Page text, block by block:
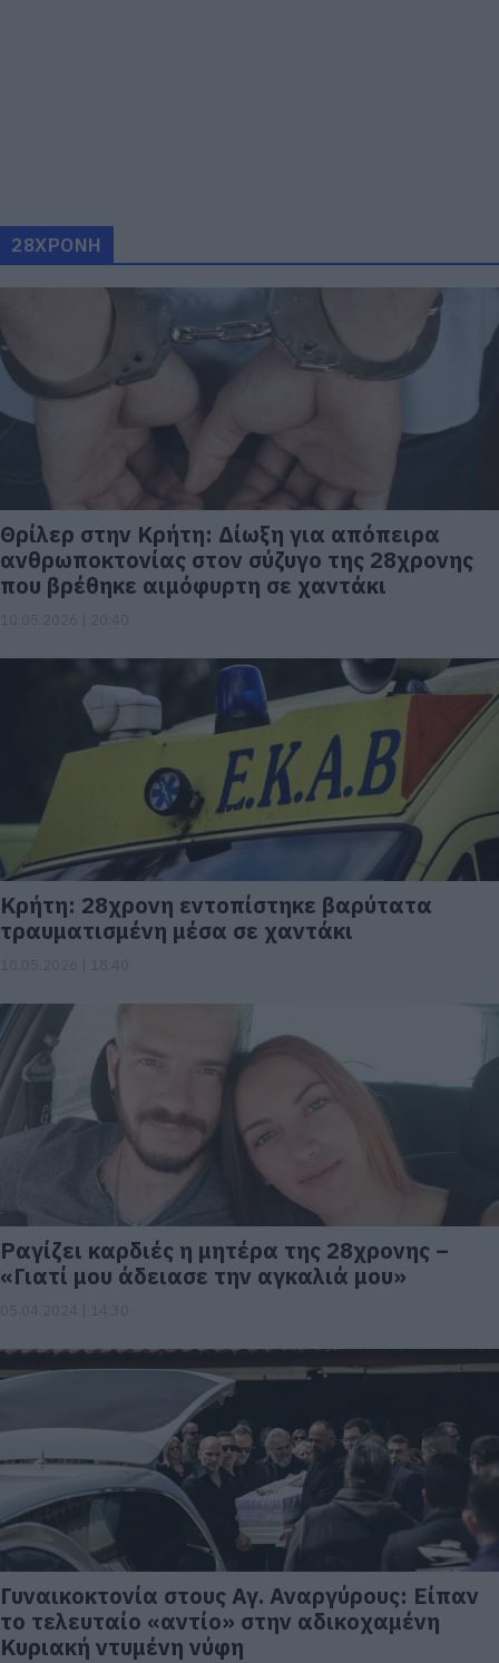
28ΧΡΟΝΗ
Θρίλερ στην Κρήτη: Δίωξη για απόπειρα
ανθρωποκτονίας στον σύζυγο της 28χρονης
που βρέθηκε αιμόφυρτη σε χαντάκι
Κρήτη: 28χρονη εντοπίστηκε βαρύτατα
τραυματισμένη μέσα σε χαντάκι
Ραγίζει καρδιές η μητέρα της 28χρονης –
«Γιατί μου άδειασε την αγκαλιά μου»
Γυναικοκτονία στους Αγ. Αναργύρους: Είπαν
το τελευταίο «αντίο» στην αδικοχαμένη
Κυριακή ντυμένη νύφη